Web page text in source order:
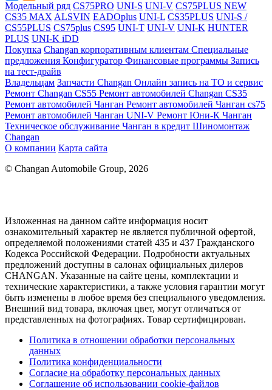
Модельный ряд CS75PRO UNI-S UNI-V CS75PLUS NEW
CS35 MAX ALSVIN EADOplus UNI-L CS35PLUS UNI-S /
CS55PLUS CS75plus CS95 UNI-T UNI-V UNI-K HUNTER
PLUS UNI-K iDD
Покупка Changan корпоративным клиентам Специальные
предложения Конфигуратор Финансовые программы Запись
на тест-драйв
Владельцам Запчасти Changan Онлайн запись на ТО и сервис
Ремонт Changan CS55 Ремонт автомобилей Changan CS35
Ремонт автомобилей Чанган Ремонт автомобилей Чанган cs75
Ремонт автомобилей Чанган UNI-V Ремонт Юни-К Чанган
Техническое обслуживание Чанган в кредит Шиномонтаж
Changan
О компании Карта сайта
© Changan Automobile Group, 2026
Изложенная на данном сайте информация носит
ознакомительный характер не является публичной офертой,
определяемой положениями статей 435 и 437 Гражданского
Кодекса Российской Федерации. Подробности актуальных
предложений доступны в салонах официальных дилеров
CHANGAN. Указанные на сайте цены, комплектации и
технические характеристики, а также условия гарантии могут
быть изменены в любое время без специального уведомления.
Внешний вид товара, включая цвет, могут отличаться от
представленных на фотографиях. Товар сертифицирован.
Политика в отношении обработки персональных
данных
Политика конфиденциальности
Согласие на обработку персональных данных
Соглашение об использовании cookie-файлов